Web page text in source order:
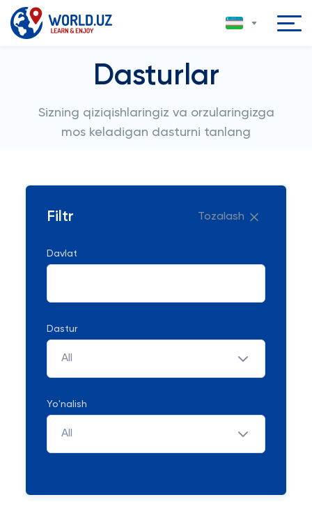
Dasturlar
Sizning qiziqishlaringiz va orzularingizga
mos keladigan dasturni tanlang
Filtr Tozalash
Davlat
Dastur
All
Yo'nalish
All